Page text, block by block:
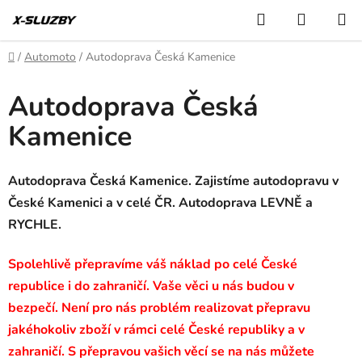
na
obsah
Hledat
KOŠÍK
Domů
/ Automoto / Autodoprava Česká Kamenice
Autodoprava Česká
Kamenice
Autodoprava Česká Kamenice. Zajistíme autodopravu v
České Kamenici a v celé ČR. Autodoprava LEVNĚ a
RYCHLE.
Spolehlivě přepravíme váš náklad po celé České
republice i do zahraničí. Vaše věci u nás budou v
bezpečí. Není pro nás problém realizovat přepravu
jakéhokoliv zboží v rámci celé České republiky a v
zahraničí. S přepravou vašich věcí se na nás můžete